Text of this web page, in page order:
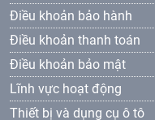
Điều khoản bảo hành
Điều khoản thanh toán
Điều khoản bảo mật
Lĩnh vực hoạt động
Thiết bị và dụng cụ ô tô